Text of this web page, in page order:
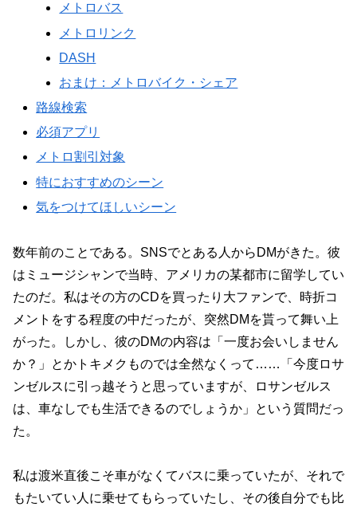
メトロバス
メトロリンク
DASH
おまけ：メトロバイク・シェア
路線検索
必須アプリ
メトロ割引対象
特におすすめのシーン
気をつけてほしいシーン
数年前のことである。SNSでとある人からDMがきた。彼
はミュージシャンで当時、アメリカの某都市に留学してい
たのだ。私はその方のCDを買ったり大ファンで、時折コ
メントをする程度の中だったが、突然DMを貰って舞い上
がった。しかし、彼のDMの内容は「一度お会いしません
か？」とかトキメクものでは全然なくって……「今度ロサ
ンゼルスに引っ越そうと思っていますが、ロサンゼルス
は、車なしでも生活できるのでしょうか」という質問だっ
た。
私は渡米直後こそ車がなくてバスに乗っていたが、それで
もたいてい人に乗せてもらっていたし、その後自分でも比